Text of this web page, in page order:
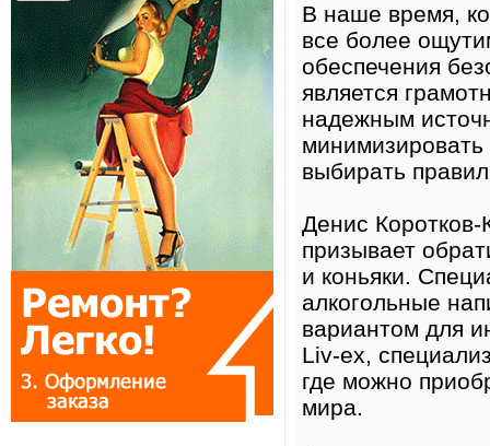
В наше время,
все более
обеспечения
является
надежным
выбирать
Денис Коротков-
призывает
и коньяки.
алкогольные
вариантом для
Liv-ex,
где можно
мира.